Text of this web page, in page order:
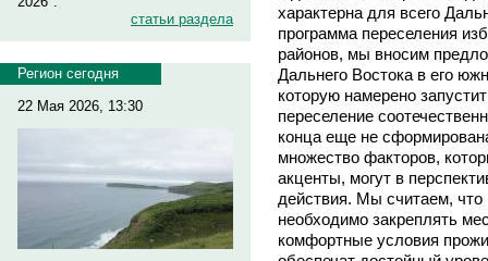
статьи раздела
Регион сегодня
22 Мая 2026, 13:30
характерна для всего
программа переселения
районов, мы вносим
Дальнего Востока в его
которую намерено
переселение
конца еще не
множество факторов,
акценты, могут в
действия. Мы считаем, что
необходимо закреплять
комфортные условия